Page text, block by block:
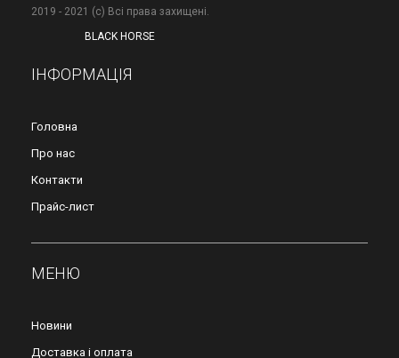
2019 - 2021 (с) Всі права захищені.
BLACK HORSE
ІНФОРМАЦІЯ
Головна
Про нас
Контакти
Прайс-лист
МЕНЮ
Новини
Доставка і оплата